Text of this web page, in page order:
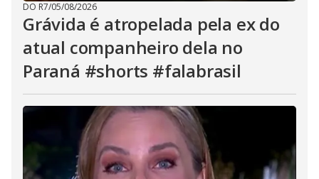
DO R7/05/08/2026
Grávida é atropelada pela ex do
atual companheiro dela no
Paraná #shorts #falabrasil